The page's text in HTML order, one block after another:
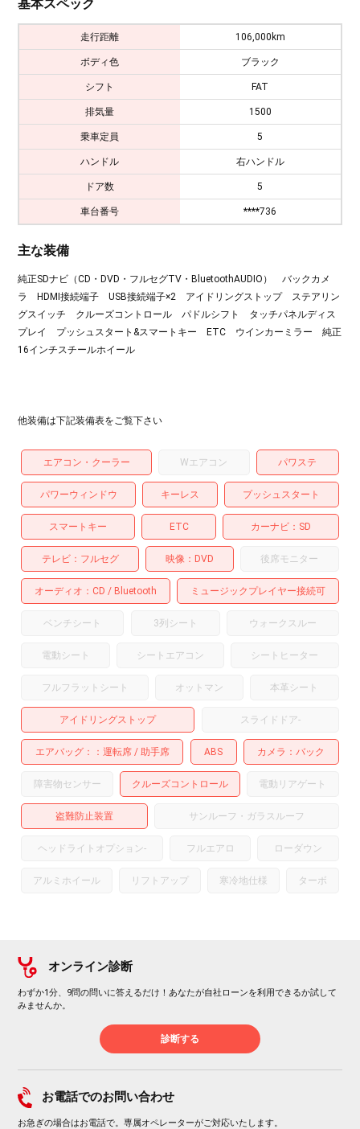
基本スペック
走行距離 106,000km
ボディ色 ブラック
シフト FAT
排気量 1500
乗車定員 5
ハンドル 右ハンドル
ドア数 5
車台番号 ****736
主な装備
純正SDナビ（CD・DVD・フルセグTV・BluetoothAUDIO） バックカメ
ラ HDMI接続端子 USB接続端子×2 アイドリングストップ ステアリン
グスイッチ クルーズコントロール パドルシフト タッチパネルディス
プレイ プッシュスタート&スマートキー ETC ウインカーミラー 純正
16インチスチールホイール
他装備は下記装備表をご覧下さい
エアコン・クーラー Wエアコン パワステ
パワーウィンドウ キーレス プッシュスタート
スマートキー ETC カーナビ SD
テレビ フルセグ 映像 DVD 後席モニター
オーディオ CD Bluetooth ミュージックプレイヤー接続可
ベンチシート 3列シート ウォークスルー
電動シート シートエアコン シートヒーター
フルフラットシート オットマン 本革シート
アイドリングストップ スライドドア-
エアバッグ： 運転席 助手席 ABS カメラ バック
障害物センサー クルーズコントロール 電動リアゲート
盗難防止装置 サンルーフ・ガラスルーフ
ヘッドライトオプション- フルエアロ ローダウン
アルミホイール リフトアップ 寒冷地仕様 ターボ
オンライン診断
わずか1分、9問の問いに答えるだけ！あなたが自社ローンを利用できるか試して
みませんか。
診断する
お電話でのお問い合わせ
お急ぎの場合はお電話で。専属オペレーターがご対応いたします。